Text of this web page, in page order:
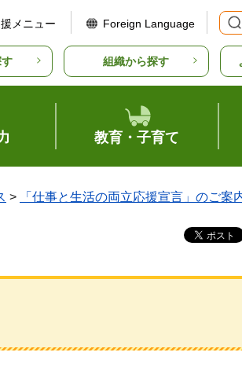
メニュー Foreign Language
組織から探す
教育・子育て
> 「仕事と生活の両立応援宣言」のご案